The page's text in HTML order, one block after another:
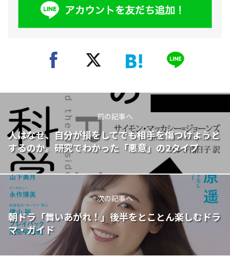
前の記事へ
人はなぜ、自分が損をしてでも相手を傷つけようと
するのか。研究でわかった「悪意」の2タイプ
次の記事へ
朝ドラ「舞いあがれ！」後半をとことん楽しむドラ
マ・ガイド